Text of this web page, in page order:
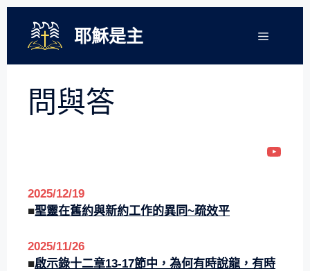
要
耶穌是主 選
單
問與答
2025/12/19
■聖靈在舊約與新約工作的異同~疏效平
2025/11/26
■啟示錄十二章13-17節中，為何有時說龍，有時